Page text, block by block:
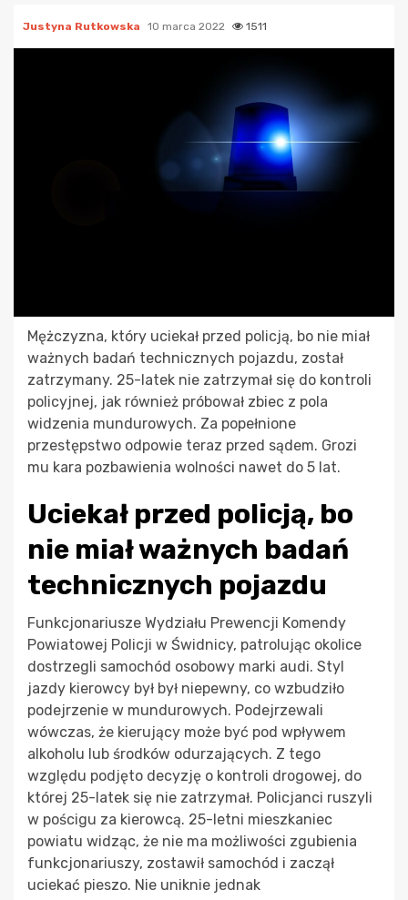
Justyna Rutkowska 10 marca 2022 1511
Mężczyzna, który uciekał przed policją, bo nie miał
ważnych badań technicznych pojazdu, został
zatrzymany. 25-latek nie zatrzymał się do kontroli
policyjnej, jak również próbował zbiec z pola
widzenia mundurowych. Za popełnione
przestępstwo odpowie teraz przed sądem. Grozi
mu kara pozbawienia wolności nawet do 5 lat.
Uciekał przed policją, bo
nie miał ważnych badań
technicznych pojazdu
Funkcjonariusze Wydziału Prewencji Komendy
Powiatowej Policji w Świdnicy, patrolując okolice
dostrzegli samochód osobowy marki audi. Styl
jazdy kierowcy był był niepewny, co wzbudziło
podejrzenie w mundurowych. Podejrzewali
wówczas, że kierujący może być pod wpływem
alkoholu lub środków odurzających. Z tego
względu podjęto decyzję o kontroli drogowej, do
której 25-latek się nie zatrzymał. Policjanci ruszyli
w pościgu za kierowcą. 25-letni mieszkaniec
powiatu widząc, że nie ma możliwości zgubienia
funkcjonariuszy, zostawił samochód i zaczął
uciekać pieszo. Nie uniknie jednak